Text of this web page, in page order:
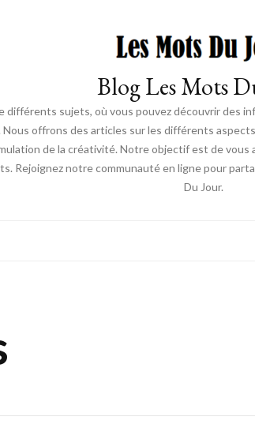
Blog Les Mots
différents sujets, où vous pouvez découvrir des
offrons des articles sur les différents
de la créativité. Notre objectif est de
Rejoignez notre communauté en ligne pour
Du Jour.